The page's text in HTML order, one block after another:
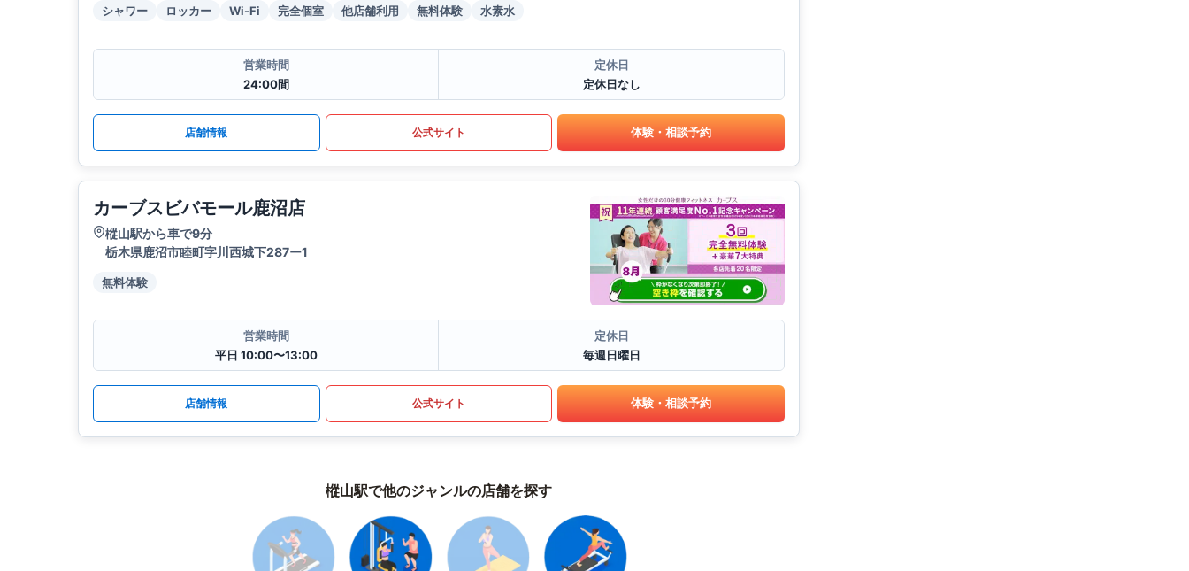
シャワー ロッカー Wi-Fi 完全個室 他店舗利用 無料体験 水素水
営業時間
24:00間
定休日
定休日なし
店舗情報 公式サイト 体験・相談予約
カーブスビバモール鹿沼店
樅山駅から車で9分
栃木県鹿沼市睦町字川西城下287ー1
無料体験
営業時間
平日 10:00〜13:00
定休日
毎週日曜日
店舗情報 公式サイト 体験・相談予約
樅山駅で他のジャンルの店舗を探す